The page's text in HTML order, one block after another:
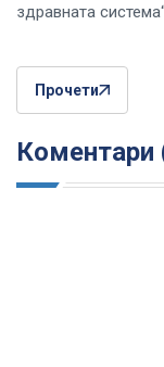
здравната
Прочети
Коментари